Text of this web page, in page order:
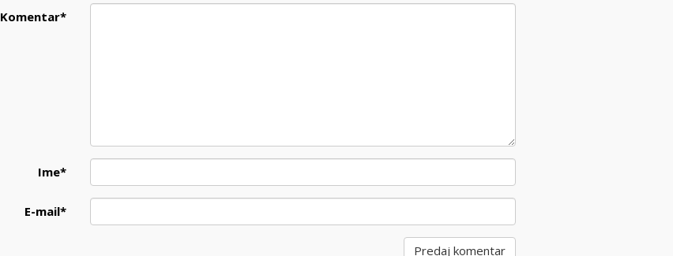
Komentar*
Ime*
E-mail*